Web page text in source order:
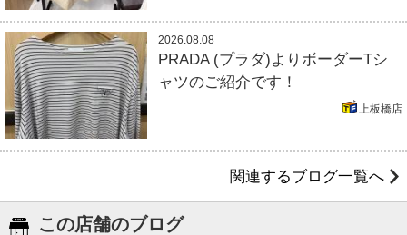
2026.08.08
PRADA (プラダ)よりボーダーTシ
ャツのご紹介です！
上板橋店
関連するブログ一覧へ
この店舗のブログ